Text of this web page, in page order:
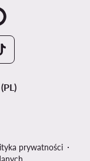
prywatności